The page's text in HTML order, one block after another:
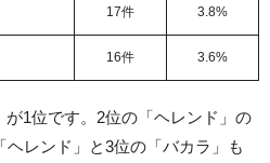
17件 3.8%
16件 3.6%
1位です。2位の「ヘレンド」の
レンド」と3位の「バカラ」も